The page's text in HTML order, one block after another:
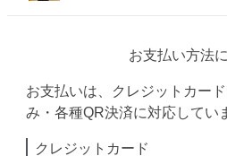
お支払い方法
お支払いは、クレジットカー
み・各種QR決済に対応してい
クレジットカード